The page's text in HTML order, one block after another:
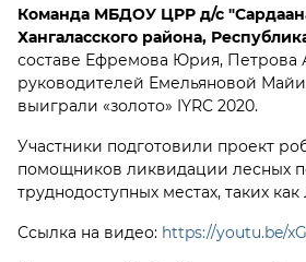
Команда МБДОУ ЦРР д/с
Хангаласского района,
составе Ефремова Юрия, Петрова
руководителей Емельяновой
выиграли «золото» IYRC 2020.
Участники подготовили проект
помощников ликвидации лесных
труднодоступных местах, таких
Ссылка на видео: https://youtu.be/